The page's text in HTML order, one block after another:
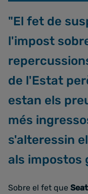
"El fet de
l'impost
de l'Estat
estan els
més
s'alteressin
als impostos
Sobre el fet que Seat